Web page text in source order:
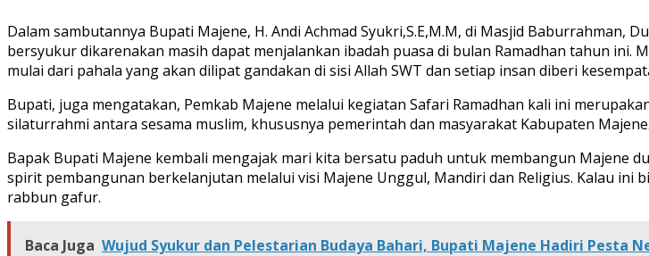
Dalam sambutannya Bupati Majene, H. Andi Achmad Syukri,S.E,M.M, di Masjid Baburrahman,
bersyukur dikarenakan masih dapat menjalankan ibadah puasa di bulan Ramadhan tahun
mulai dari pahala yang akan dilipat gandakan di sisi Allah SWT dan setiap insan diberi
Bupati, juga mengatakan, Pemkab Majene melalui kegiatan Safari Ramadhan kali ini
silaturrahmi antara sesama muslim, khususnya pemerintah dan masyarakat Kabupaten Majene.
Bapak Bupati Majene kembali mengajak mari kita bersatu paduh untuk membangun Majene
spirit pembangunan berkelanjutan melalui visi Majene Unggul, Mandiri dan Religius. Kalau
rabbun gafur.
Baca Juga Wujud Syukur dan Pelestarian Budaya Bahari, Bupati Majene Hadiri Pesta